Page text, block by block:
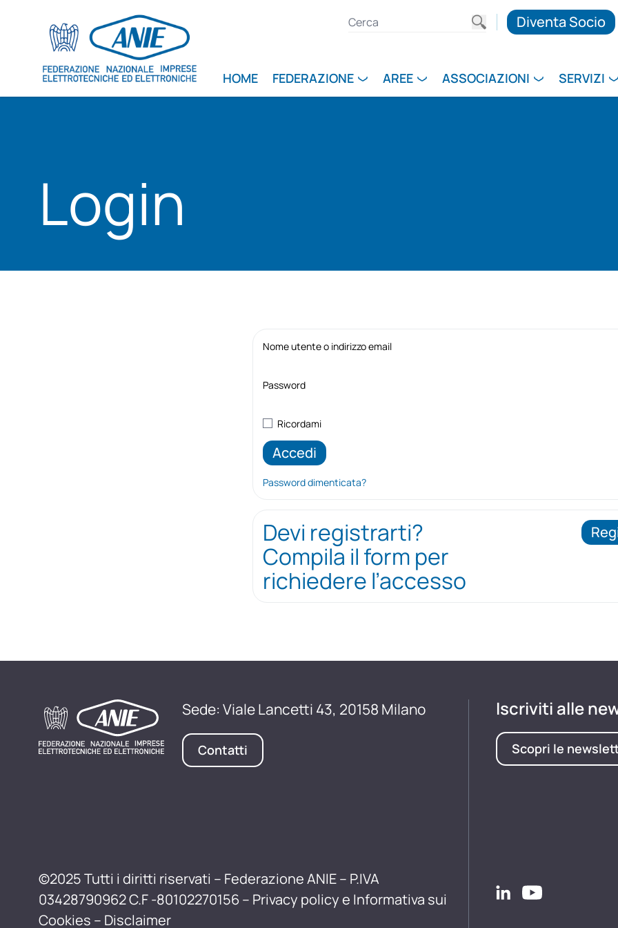
Diventa Socio
HOME FEDERAZIONE AREE ASSOCIAZIONI SERVIZI
Login
Nome utente o indirizzo email
Password
Ricordami
Password dimenticata?
Devi registrarti?
Compila il form per
richiedere l’accesso
Sede: Viale Lancetti 43, 20158 Milano
Contatti
©2025 Tutti i diritti riservati – Federazione ANIE – P.IVA
03428790962 C.F -80102270156 – Privacy policy e Informativa sui
Cookies – Disclaimer
Iscriviti alle
Scopri le